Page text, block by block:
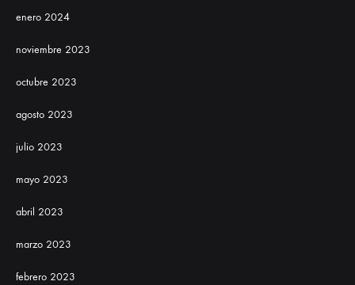
enero 2024
noviembre 2023
octubre 2023
agosto 2023
julio 2023
mayo 2023
abril 2023
marzo 2023
febrero 2023